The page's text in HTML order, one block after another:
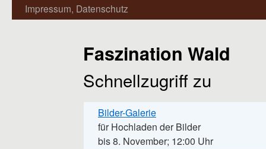
Impressum, Datenschutz
Faszination Wald
Schnellzugriff zu
Bilder-Galerie
für Hochladen der Bilder
bis 8. November; 12:00 Uhr